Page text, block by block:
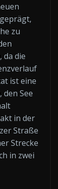
zu
da die
ist eine
den See
in der
Straße
Strecke
in zwei